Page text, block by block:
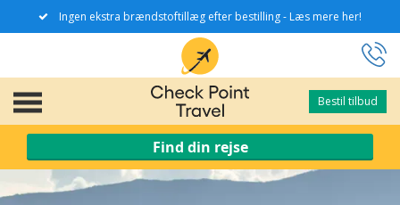
Ingen ekstra brændstoftillæg efter bestilling - Læs mere her!
Bestil tilbud
Bestil tilbud
Find din rejse